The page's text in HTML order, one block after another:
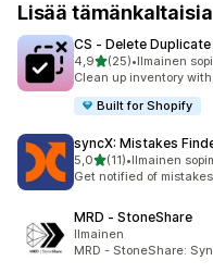
Lisää
CS ‑ Delete
4,9/ 5 tähteä
(25)
25 arvostelua yhteensä
•Ilmainen
Clean up inventory
Built for Shopify
syncX: Mistakes
5,0/ 5 tähteä
(11)
11 arvostelua yhteensä
•Ilmainen
Get notified of
MRD ‑ StoneShare
Ilmainen
MRD - StoneShare: